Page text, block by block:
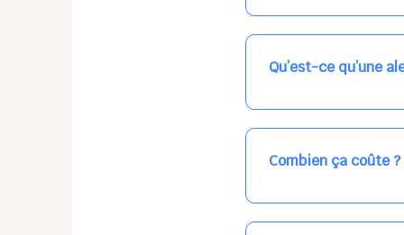
Nos places libres au
qui vous intéresse,
Qu’est-ce qu’une
Vous avez besoin
les places disponibles
Combien ça coûte ?
Votre accueil est
habituel. N'hésitez